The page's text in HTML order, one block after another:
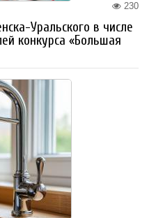
230
Уральского в числе
конкурса «Большая